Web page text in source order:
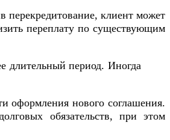
перекредитование, клиент может
переплату по существующим
длительный период. Иногда
оформления нового соглашения.
обязательств, при этом